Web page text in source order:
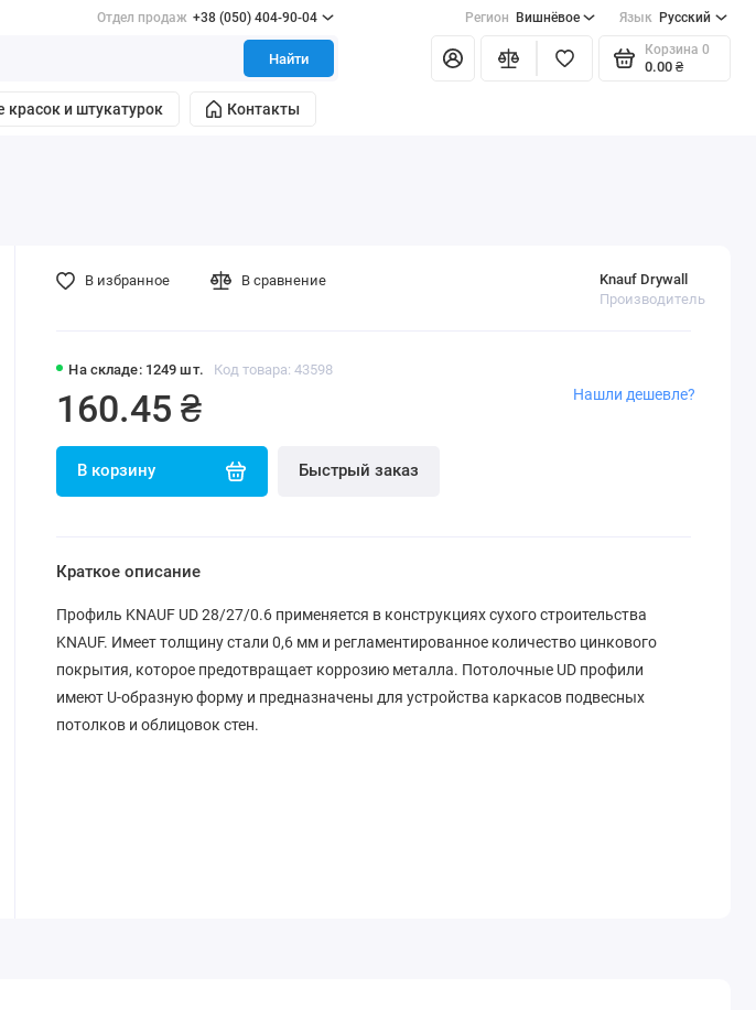
Отдел продаж +38 (050) 404-90-04 Регион Вишнёвое Язык Русский
Найти
Корзина 0
0.00 ₴
красок и штукатурок Контакты
На складе: 1249 шт. Код товара: 43598
Knauf Drywall
Производитель
160.45 ₴
В корзину Быстрый заказ
Нашли дешевле?
В избранное В сравнение
Краткое описание
Профиль KNAUF UD 28/27/0.6 применяется в конструкциях сухого строительства
KNAUF. Имеет толщину стали 0,6 мм и регламентированное количество цинкового
покрытия, которое предотвращает коррозию металла. Потолочные UD профили
имеют U-образную форму и предназначены для устройства каркасов подвесных
потолков и облицовок стен.